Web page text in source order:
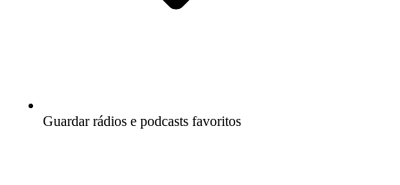
Guardar rádios e podcasts favoritos